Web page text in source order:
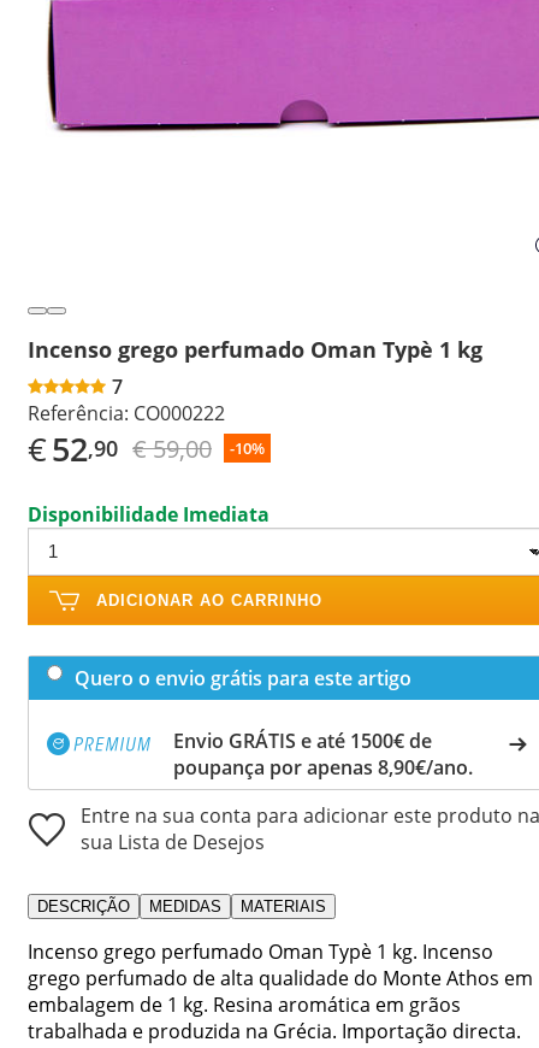
Incenso grego perfumado Oman Typè 1 kg
7
Referência: CO000222
€52,90 € 59,00 -10%
Disponibilidade Imediata
ADICIONAR AO CARRINHO
Quero o envio grátis para este artigo
Envio GRÁTIS e até 1500€ de
poupança por apenas 8,90€/ano.
Entre na sua conta para adicionar este produto na
sua Lista de Desejos
DESCRIÇÃO MEDIDAS MATERIAIS
Incenso grego perfumado Oman Typè 1 kg. Incenso
grego perfumado de alta qualidade do Monte Athos em
embalagem de 1 kg. Resina aromática em grãos
trabalhada e produzida na Grécia. Importação directa.